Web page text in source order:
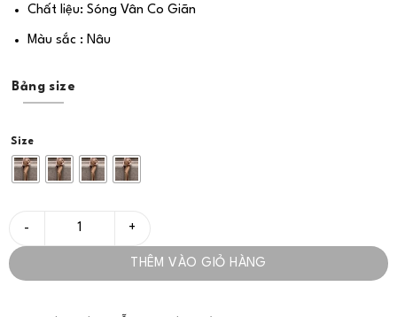
Chất liệu: Sóng Vân Co Giãn
Màu sắc : Nâu
Bảng size
Size
Đầm/Váy Dài Dáng Suông Xẻ Tà Phối Chất Liệu Cao Cấp -
THÊM VÀO GIỎ HÀNG